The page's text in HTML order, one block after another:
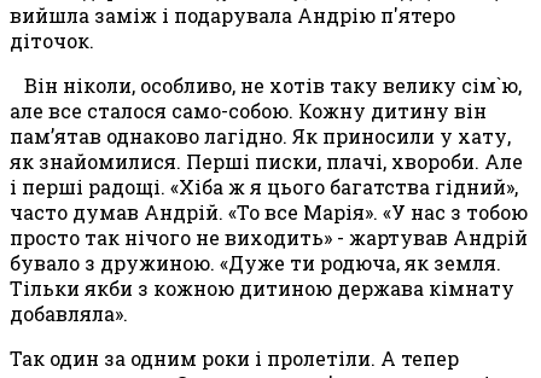
вийшла заміж і подарувала Андрію п'ятеро
діточок.
Він ніколи, особливо, не хотів таку велику сім`ю,
але все сталося само-собою. Кожну дитину він
пам’ятав однаково лагідно. Як приносили у хату,
як знайомилися. Перші писки, плачі, хвороби. Але
і перші радощі. «Хіба ж я цього багатства гідний»,
часто думав Андрій. «То все Марія». «У нас з тобою
просто так нічого не виходить» - жартував Андрій
бувало з дружиною. «Дуже ти родюча, як земля.
Тільки якби з кожною дитиною держава кімнату
добавляла».
Так один за одним роки і пролетіли. А тепер